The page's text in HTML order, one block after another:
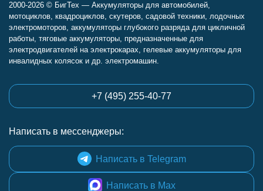
2000-2026 © БигТех — Аккумуляторы для автомобилей,
мотоциклов, квадроциклов, скутеров, садовой техники, лодочных
электромоторов, аккумуляторы глубокого разряда для цикличной
работы, тяговые аккумуляторы, предназначенные для
электродвигателей на электрокарах, гелевые аккумуляторы для
инвалидных колясок и др. электромашин.
+7 (495) 255-40-77
Написать в мессенджеры:
Написать в Telegram
Написать в Max